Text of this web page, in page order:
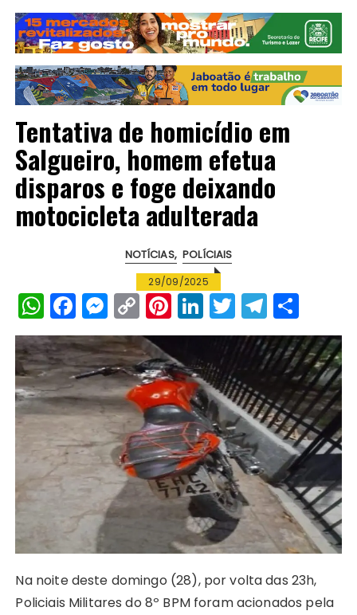
Tentativa de homicídio em
Salgueiro, homem efetua
disparos e foge deixando
motocicleta adulterada
NOTÍCIAS POLÍCIAIS
29/09/2025
W
h
a
ts
A
p
p
F
a
c
e
b
o
o
k
M
e
s
s
e
n
g
er
C
o
p
y
Li
n
k
Pi
n
te
re
st
Li
n
k
e
dI
n
T
w
it
te
r
T
el
e
g
r
a
m
h
a
re
Na noite deste domingo (28), por volta das 23h,
Policiais Militares do 8º BPM foram acionados pela